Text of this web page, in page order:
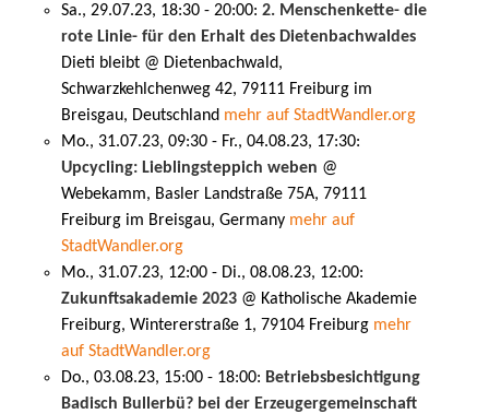
Sa., 29.07.23, 18:30 - 20:00: 2. Menschenkette- die
rote Linie- für den Erhalt des Dietenbachwaldes
Dieti bleibt @ Dietenbachwald,
Schwarzkehlchenweg 42, 79111 Freiburg im
Breisgau, Deutschland mehr auf StadtWandler.org
Mo., 31.07.23, 09:30 - Fr., 04.08.23, 17:30:
Upcycling: Lieblingsteppich weben @
Webekamm, Basler Landstraße 75A, 79111
Freiburg im Breisgau, Germany mehr auf
StadtWandler.org
Mo., 31.07.23, 12:00 - Di., 08.08.23, 12:00:
Zukunftsakademie 2023 @ Katholische Akademie
Freiburg, Wintererstraße 1, 79104 Freiburg mehr
auf StadtWandler.org
Do., 03.08.23, 15:00 - 18:00: Betriebsbesichtigung
Badisch Bullerbü? bei der Erzeugergemeinschaft